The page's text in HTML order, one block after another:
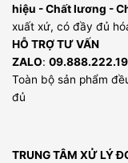
hiệu - Chất lương -
xuất xứ, có đầy đủ
HỖ TRỢ TƯ VẤN
ZALO: 09.888.222.19
Toàn bộ sản phẩm
đủ
TRUNG TÂM XỬ LÝ